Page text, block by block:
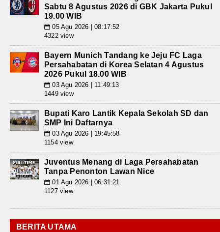
Sabtu 8 Agustus 2026 di GBK Jakarta Pukul
19.00 WIB
📅 05 Agu 2026 | 08:17:52
4322 view
Bayern Munich Tandang ke Jeju FC Laga
Persahabatan di Korea Selatan 4 Agustus
2026 Pukul 18.00 WIB
📅 03 Agu 2026 | 11:49:13
1449 view
Bupati Karo Lantik Kepala Sekolah SD dan
SMP Ini Daftarnya
📅 03 Agu 2026 | 19:45:58
1154 view
Juventus Menang di Laga Persahabatan
Tanpa Penonton Lawan Nice
📅 01 Agu 2026 | 06:31:21
1127 view
BERITA UTAMA